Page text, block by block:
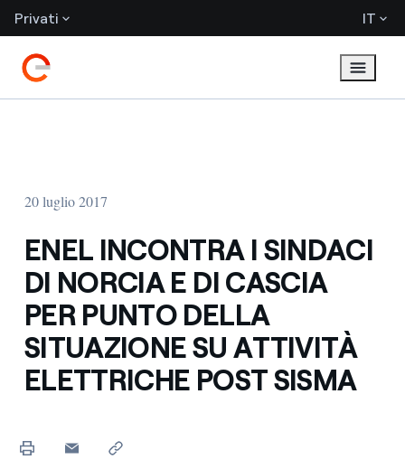
Privati IT
20 luglio 2017
ENEL INCONTRA I SINDACI
DI NORCIA E DI CASCIA
PER PUNTO DELLA
SITUAZIONE SU ATTIVITÀ
ELETTRICHE POST SISMA